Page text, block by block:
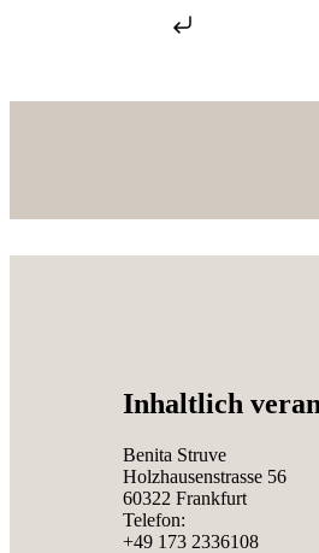
Inhaltlich
Benita Struve
Holzhausenstrasse 56
60322 Frankfurt
Telefon:
+49 173 2336108